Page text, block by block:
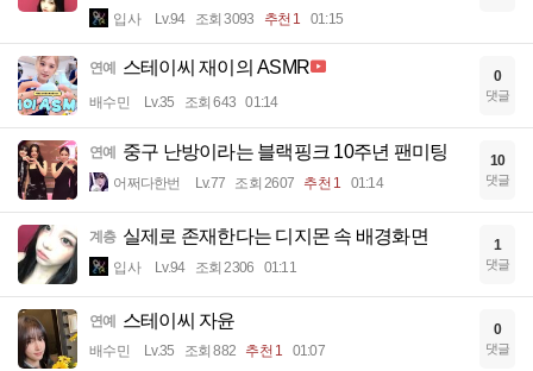
입사 Lv.94 조회 3093 추천 1 01:15
연예 스테이씨 재이의 ASMR
배수민 Lv.35 조회 643 01:14
0
댓글
연예 중구 난방이라는 블랙핑크 10주년 팬미팅
어쩌다한번 Lv.77 조회 2607 추천 1 01:14
10
댓글
계층 실제로 존재한다는 디지몬 속 배경화면
입사 Lv.94 조회 2306 01:11
1
댓글
연예 스테이씨 자윤
배수민 Lv.35 조회 882 추천 1 01:07
0
댓글